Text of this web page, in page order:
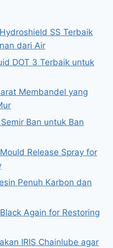
SS Terbaik
dari Air
DOT 3 Terbaik untuk
Membandel yang
Ban untuk Ban
Release Spray for
Penuh Karbon dan
Again for Restoring
IRIS Chainlube agar